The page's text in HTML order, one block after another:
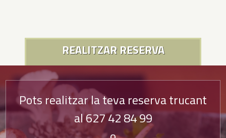
REALITZAR RESERVA
Pots realitzar la teva reserva trucant
al627 42 84 99